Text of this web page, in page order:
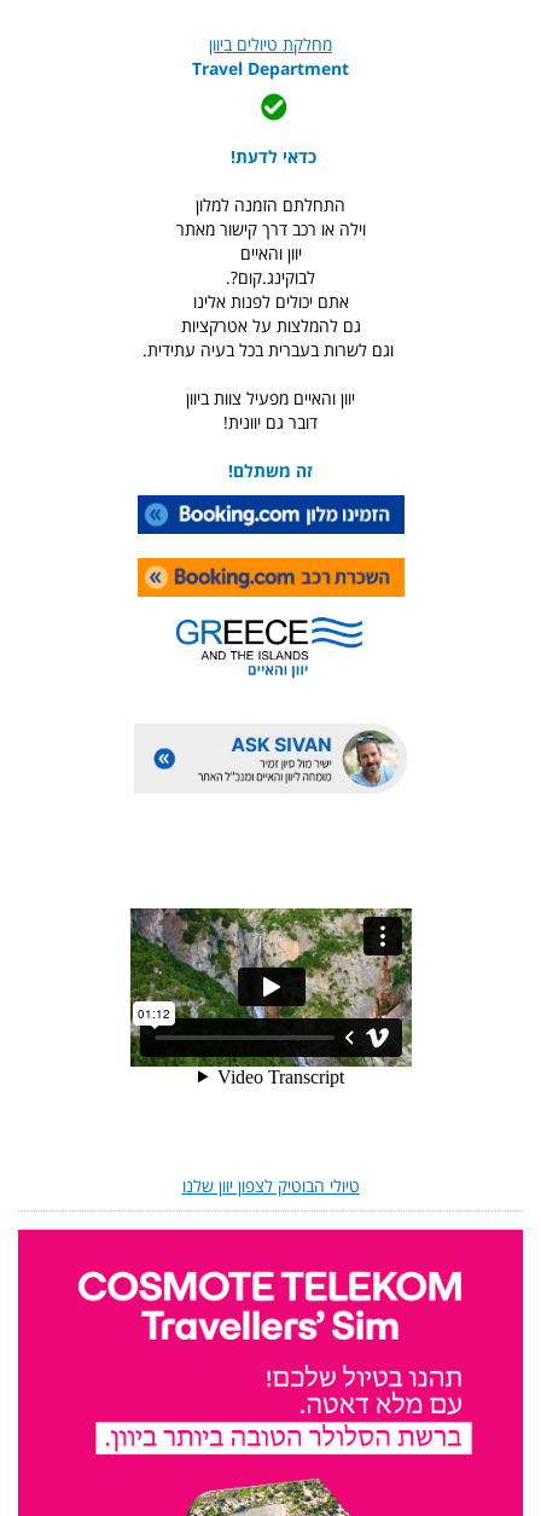
מחלקת טיולים ביוון
Travel Department
כדאי לדעת!
התחלתם הזמנה למלון
וילה או רכב דרך קישור מאתר
יוון והאיים
לבוקינג.קום?.
אתם יכולים לפנות אלינו
גם להמלצות על אטרקציות
וגם לשרות בעברית בכל בעיה עתידית.
יוון והאיים מפעיל צוות ביוון
דובר גם יוונית!
זה משתלם!
טיולי הבוטיק לצפון יוון שלנו